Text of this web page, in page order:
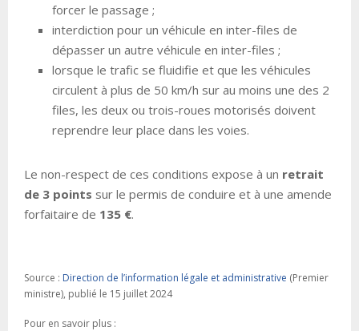
forcer le passage ;
interdiction pour un véhicule en inter-files de
dépasser un autre véhicule en inter-files ;
lorsque le trafic se fluidifie et que les véhicules
circulent à plus de 50 km/h sur au moins une des 2
files, les deux ou trois-roues motorisés doivent
reprendre leur place dans les voies.
Le non-respect de ces conditions expose à un retrait
de 3 points sur le permis de conduire et à une amende
forfaitaire de 135 €.
Source : Direction de l’information légale et administrative (Premier
ministre), publié le 15 juillet 2024
Pour en savoir plus :